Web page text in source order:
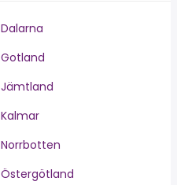
Dalarna
Gotland
Jämtland
Kalmar
Norrbotten
Östergötland